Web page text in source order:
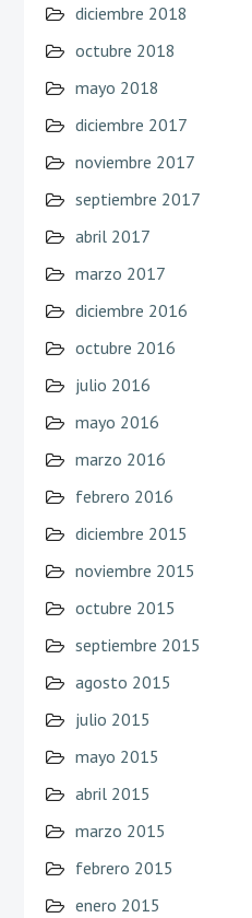
diciembre 2018
octubre 2018
mayo 2018
diciembre 2017
noviembre 2017
septiembre 2017
abril 2017
marzo 2017
diciembre 2016
octubre 2016
julio 2016
mayo 2016
marzo 2016
febrero 2016
diciembre 2015
noviembre 2015
octubre 2015
septiembre 2015
agosto 2015
julio 2015
mayo 2015
abril 2015
marzo 2015
febrero 2015
enero 2015